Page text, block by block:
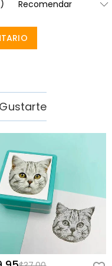
aliento y el amor detrás del
pasa sus dedos por su
llenar las páginas
celebrar un nuevo
de aliento para futuros
de despedida o
su nombre y texto
)